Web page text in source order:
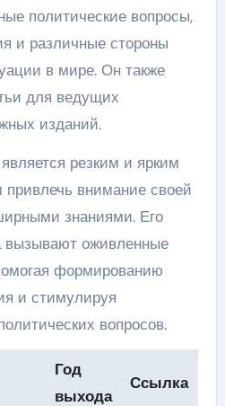
политические вопросы,
и различные стороны
в мире. Он также
для ведущих
изданий.
резким и ярким
внимание своей
знаниями. Его
вызывают оживленные
формированию
и стимулируя
вопросов.
Год
выхода
Ссылка